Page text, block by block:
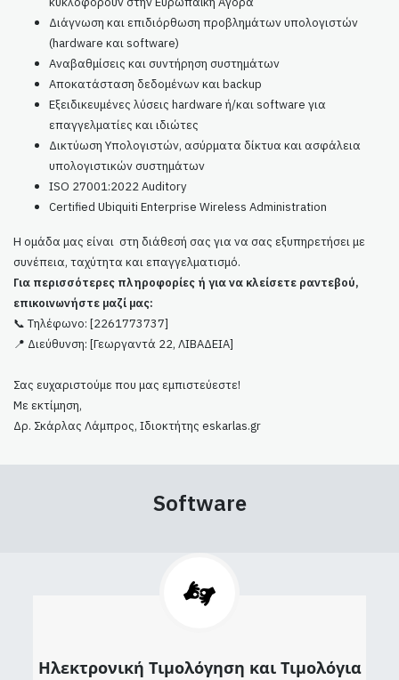
Διάγνωση και επιδιόρθωση προβλημάτων υπολογιστών
(hardware και software)
Αναβαθμίσεις και συντήρηση συστημάτων
Αποκατάσταση δεδομένων και backup
Εξειδικευμένες λύσεις hardware ή/και software για
επαγγελματίες και ιδιώτες
Δικτύωση Υπολογιστών, ασύρματα δίκτυα και ασφάλεια
υπολογιστικών συστημάτων
ISO 27001:2022 Auditory
Certified Ubiquiti Enterprise Wireless Administration
Η ομάδα μας είναι στη διάθεσή σας για να σας εξυπηρετήσει με
συνέπεια, ταχύτητα και επαγγελματισμό.
Για περισσότερες πληροφορίες ή για να κλείσετε ραντεβού,
επικοινωνήστε μαζί μας:
📞 Τηλέφωνο: [2261773737]
📍 Διεύθυνση: [Γεωργαντά 22, ΛΙΒΑΔΕΙΑ]
Σας ευχαριστούμε που μας εμπιστεύεστε!
Με εκτίμηση,
Δρ. Σκάρλας Λάμπρος, Ιδιοκτήτης eskarlas.gr
Software
Ηλεκτρονική Τιμολόγηση και Τιμολόγια